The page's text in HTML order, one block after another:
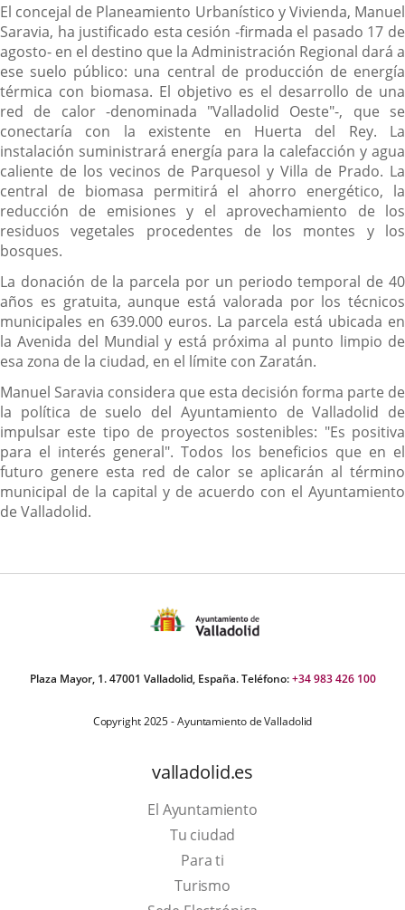
El concejal de Planeamiento Urbanístico y Vivienda, Manuel
Saravia, ha justificado esta cesión -firmada el pasado 17 de
agosto- en el destino que la Administración Regional dará a
ese suelo público: una central de producción de energía
térmica con biomasa. El objetivo es el desarrollo de una
red de calor -denominada "Valladolid Oeste"-, que se
conectaría con la existente en Huerta del Rey. La
instalación suministrará energía para la calefacción y agua
caliente de los vecinos de Parquesol y Villa de Prado. La
central de biomasa permitirá el ahorro energético, la
reducción de emisiones y el aprovechamiento de los
residuos vegetales procedentes de los montes y los
bosques.
La donación de la parcela por un periodo temporal de 40
años es gratuita, aunque está valorada por los técnicos
municipales en 639.000 euros. La parcela está ubicada en
la Avenida del Mundial y está próxima al punto limpio de
esa zona de la ciudad, en el límite con Zaratán.
Manuel Saravia considera que esta decisión forma parte de
la política de suelo del Ayuntamiento de Valladolid de
impulsar este tipo de proyectos sostenibles: "Es positiva
para el interés general". Todos los beneficios que en el
futuro genere esta red de calor se aplicarán al término
municipal de la capital y de acuerdo con el Ayuntamiento
de Valladolid.
Plaza Mayor, 1. 47001 Valladolid, España. Teléfono:+34 983 426 100
Copyright 2025 - Ayuntamiento de Valladolid
valladolid.es
El Ayuntamiento
Tu ciudad
Para ti
TurismoEste